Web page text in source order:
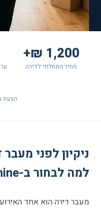
1,200 ₪+
מחיר התחלתי לדירה
הצעת
ניקיון לפני
למה לבחור ב-Shlif & Shine?
מעבר דירה הוא אחד